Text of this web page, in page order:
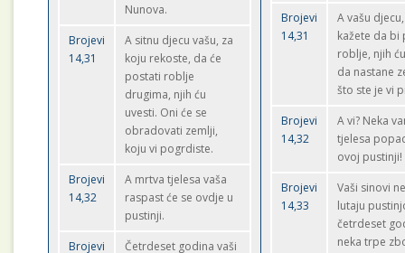
Nunova.
Brojevi
14,31
A sitnu djecu vašu, za
koju rekoste, da će
postati roblje
drugima, njih ću
uvesti. Oni će se
obradovati zemlji,
koju vi pogrdiste.
Brojevi
14,32
A mrtva tjelesa vaša
raspast će se ovdje u
pustinji.
Brojevi
Četrdeset godina vaši
Brojevi
14,31
A vašu
kažete da bi
roblje, njih
da nastane
što ste je vi
Brojevi
14,32
A vi? Neka
tjelesa
ovoj pustinji!
Brojevi
14,33
Vaši sinovi
lutaju
četrdeset
neka trpe